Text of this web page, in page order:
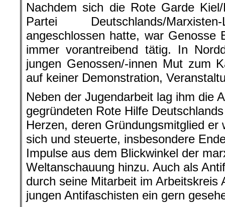
Nachdem sich die Rote Garde
Partei Deutschlands/
angeschlossen hatte, war Genosse
immer vorantreibend tätig. In
jungen Genossen/-innen Mut zum
auf keiner Demonstration,
Neben der Jugendarbeit lag ihm die
gegründeten Rote Hilfe
Herzen, deren Gründungsmitglied er
sich und steuerte, insbesondere
Impulse aus dem Blickwinkel der
Weltanschauung hinzu. Auch als
durch seine Mitarbeit im Arbeitskreis
jungen Antifaschisten ein gern